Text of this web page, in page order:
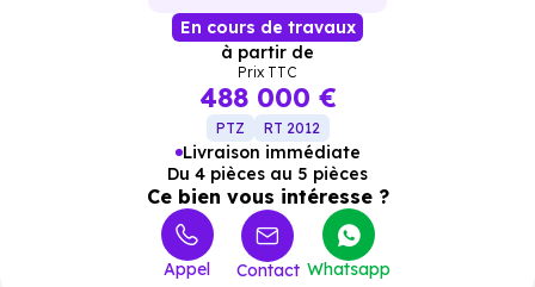
En cours de travaux
à partir de
Prix TTC
488 000 €
PTZ RT 2012
Livraison immédiate
Du 4 pièces au 5 pièces
Ce bien vous intéresse ?
Appel Contact Whatsapp